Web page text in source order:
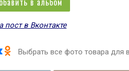
пост в Вконтакте
Выбрать все фото товара для